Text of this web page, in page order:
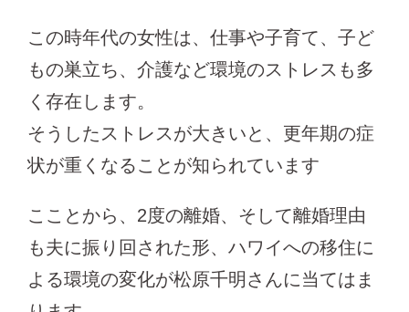
この時年代の女性は、仕事や子育て、子ど
もの巣立ち、介護など環境のストレスも多
く存在します。
そうしたストレスが大きいと、更年期の症
状が重くなることが知られています
こことから、2度の離婚、そして離婚理由
も夫に振り回された形、ハワイへの移住に
よる環境の変化が松原千明さんに当てはま